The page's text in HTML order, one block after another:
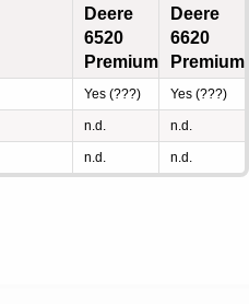
Deere
6520
Premium
Deere
6620
Premium
Yes (???) Yes (???)
n.d. n.d.
n.d. n.d.